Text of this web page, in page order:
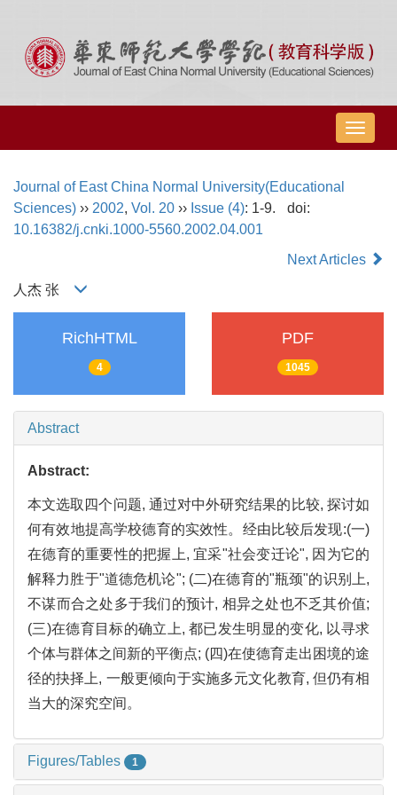
导
航
Journal of East China Normal University(Educational
Sciences) ›› 2002, Vol. 20 ›› Issue (4): 1-9.
doi:
10.16382/j.cnki.1000-5560.2002.04.001
Next Articles
人杰 张
RichHTML
4
PDF
1045
Abstract
Abstract:
本文选取四个问题, 通过对中外研究结果的比较, 探讨如
何有效地提高学校德育的实效性。经由比较后发现:(一)
在德育的重要性的把握上, 宜采"社会变迁论", 因为它的
解释力胜于"道德危机论"; (二)在德育的"瓶颈"的识别上,
不谋而合之处多于我们的预计, 相异之处也不乏其价值;
(三)在德育目标的确立上, 都已发生明显的变化, 以寻求
个体与群体之间新的平衡点; (四)在使德育走出困境的途
径的抉择上, 一般更倾向于实施多元文化教育, 但仍有相
当大的深究空间。
Figures/Tables 1